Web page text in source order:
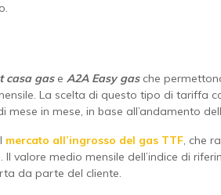
casa gase A2A Easy gasche
La scelta di questo tipo di tariffa
mese in mese, in base all’andamento
mercato all’ingrosso del gas TTF, che
valore medio mensile dell’indice di
da parte del cliente.